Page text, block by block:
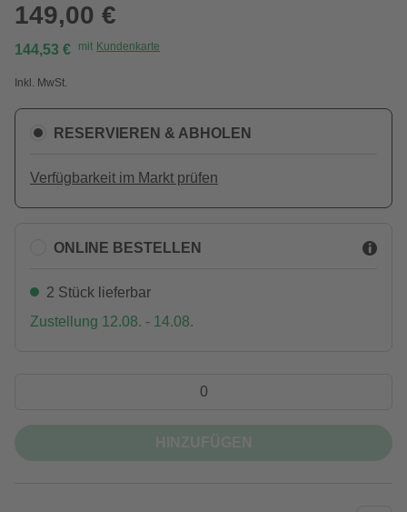
149,00 €
144,53 € mit Kundenkarte
Inkl. MwSt.
RESERVIEREN & ABHOLEN
Verfügbarkeit im Markt prüfen
ONLINE BESTELLEN
2 Stück lieferbar
Zustellung 12.08. - 14.08.